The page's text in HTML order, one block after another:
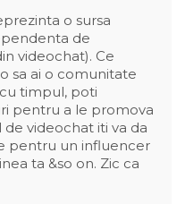
o sursa
de
videochat). Ce
sa ai o comunitate
timpul, poti
pentru a le promova
videochat iti va da
pentru un influencer
ta &so on. Zic ca